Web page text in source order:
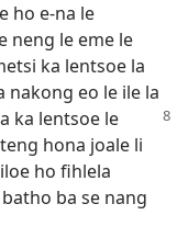
ho e-na le
neng le eme le
ka lentsoe la
nakong eo le ile la
ka lentsoe le
hona joale li
ho fihlela
ba se nang